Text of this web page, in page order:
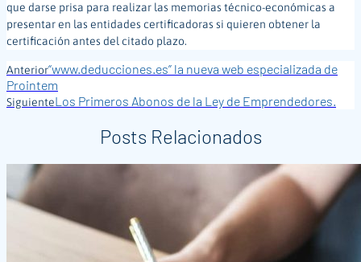
que darse prisa para realizar las memorias técnico-económicas a
presentar en las entidades certificadoras si quieren obtener la
certificación antes del citado plazo.
Anterior“www.deducciones.es” la nueva web especializada de
Prointem
SiguienteLos Primeros Abonos de la Ley de Emprendedores.
Posts Relacionados